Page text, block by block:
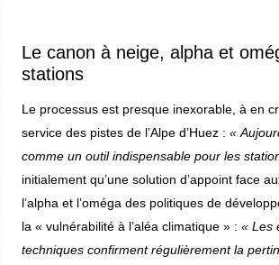
Le canon à neige, alpha et
stations
Le processus est presque inexorable, à en
service des pistes de l’Alpe d’Huez : «
comme un outil indispensable pour les
initialement qu’une solution d’appoint face
l’alpha et l’oméga des politiques de
la « vulnérabilité à l’aléa climatique » : « Les
techniques confirment régulièrement la